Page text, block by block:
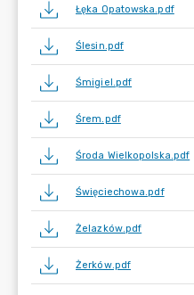
Łęka Opatowska.pdf
Ślesin.pdf
Śmigiel.pdf
Śrem.pdf
Środa Wielkopolska.pdf
Święciechowa.pdf
Żelazków.pdf
Żerków.pdf